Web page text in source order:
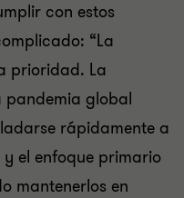
con estos
“La
prioridad. La
pandemia global
rápidamente a
el enfoque primario
mantenerlos en